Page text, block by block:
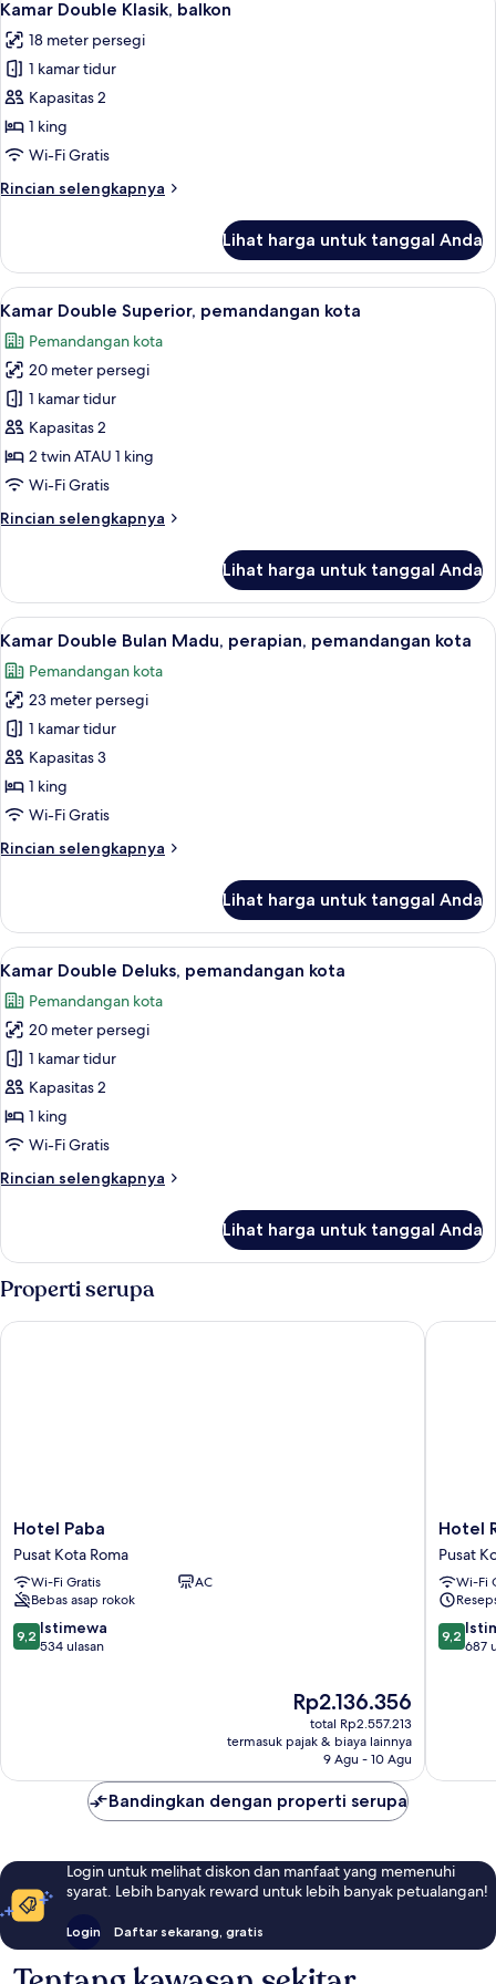
semua
foto
untuk
Kamar
Double
Klasik,
7
Kamar Double Klasik, balkon
18 meter persegi
1 kamar tidur
Kapasitas 2
1 king
Wi-Fi Gratis
Rincian selengkapnya
Rincian
Kamar
Double
Klasik,
Lihat harga untuk tanggal Anda
Lihat
semua
foto
untuk
Kamar
Double
Superior,
pemandangan
Kamar Double Superior,
5
Kamar Double Superior, pemandangan kota
Pemandangan kota
20 meter persegi
1 kamar tidur
Kapasitas 2
2 twin ATAU 1 king
Wi-Fi Gratis
Rincian selengkapnya
Rincian
Kamar
Double
Superior,
kota
Lihat harga untuk tanggal Anda
Lihat
semua
foto
untuk
Kamar
Double
Bulan
Madu,
pemandangan
Kamar Double Bulan Madu,
7
Kamar Double Bulan Madu, perapian, pemandangan kota
Pemandangan kota
23 meter persegi
1 kamar tidur
Kapasitas 3
1 king
Wi-Fi Gratis
Rincian selengkapnya
Rincian
Kamar
Double
Bulan
perapian,
pemandangan
kota
Lihat harga untuk tanggal Anda
Lihat
semua
foto
untuk
Kamar
Double
Deluks,
pemandangan
Kamar Double Deluks,
7
Kamar Double Deluks, pemandangan kota
Pemandangan kota
20 meter persegi
1 kamar tidur
Kapasitas 2
1 king
Wi-Fi Gratis
Rincian selengkapnya
Rincian
Kamar
Double
Deluks,
pemandangan
kota
Lihat harga untuk tanggal Anda
Properti serupa
Hotel
Paba
Pusat
Kota
Roma
Hotel Paba
Pusat Kota Roma
Wi-Fi Gratis
AC
Bebas asap rokok
9.2
dari
9,2 Istimewa
534 ulasan
Harga
sekarang
Rp2.136.356
Rp2.136.356
total Rp2.557.213
termasuk pajak & biaya lainnya
9 Agu - 10 Agu
Hotel Paba
Hotel
Romano
Pusat
Kota
Roma
Hotel
Pusat
Wi-Fi
9.2
dari
9,2
687
Hotel
Bandingkan dengan properti serupa
Login untuk melihat diskon dan manfaat yang memenuhi
syarat. Lebih banyak reward untuk lebih banyak petualangan!
Login Daftar sekarang, gratis